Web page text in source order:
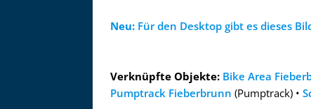
Neu: Für den Desktop gibt es dieses
Verknüpfte Objekte: Bike Area
Pumptrack Fieberbrunn (Pumptrack) •